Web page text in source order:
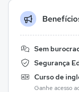
Sem
Segurança
Curso de
Ganhe acesso